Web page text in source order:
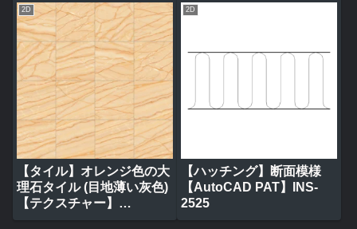
2D
【タイル】オレンジ色の大
理石タイル (目地薄い灰色)
【テクスチャー】
tile_0314
2D
【ハッチング】断面模様
【AutoCAD PAT】INS-
2525